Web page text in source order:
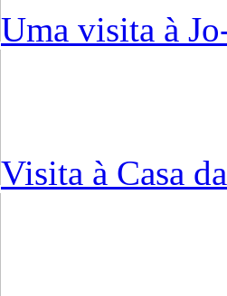
Uma visita à
Visita à Casa